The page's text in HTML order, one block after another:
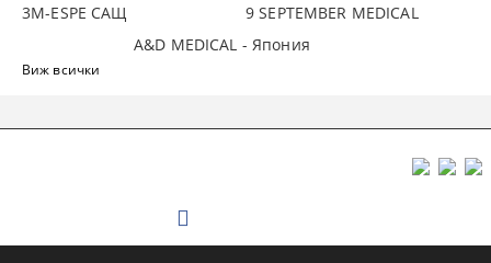
3М-ESPE САЩ
9 SEPTEMBER MEDICAL
A&D MEDICAL - Япония
Виж всички